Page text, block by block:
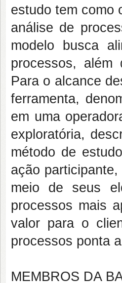
estudo tem como
análise de
modelo busca
processos, além
Para o alcance
ferramenta,
em uma
exploratória,
método de
ação
meio de seus
processos mais
valor para o
processos ponta
MEMBROS DA